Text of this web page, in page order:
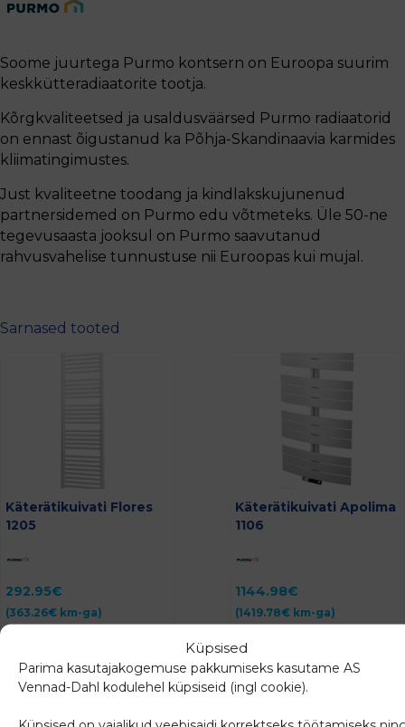
Küpsised
Parima kasutajakogemuse pakkumiseks kasutame AS
Vennad-Dahl kodulehel küpsiseid (ingl cookie).
Soome juurtega Purmo kontsern on Euroopa suurim
keskkütteradiaatorite tootja.
Kõrgkvaliteetsed ja usaldusväärsed Purmo radiaatorid
on ennast õigustanud ka Põhja-Skandinaavia karmides
kliimatingimustes.
Just kvaliteetne toodang ja kindlakskujunenud
partnersidemed on Purmo edu võtmeteks. Üle 50-ne
tegevusaasta jooksul on Purmo saavutanud
rahvusvahelise tunnustuse nii Euroopas kui mujal.
Sarnased tooted
Käterätikuivati Flores
1205
292.95€
(363.26€ km-ga)
Käterätikuivati Apolima
1106
1144.98€
(1419.78€ km-ga)